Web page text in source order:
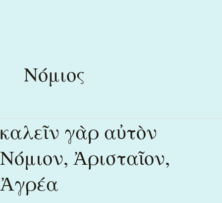
Νόμιος
καλεῖν γὰρ αὐτὸν
Νόμιον, Ἀρισταῖον,
Ἀγρέα
γὰρ
αὐτὸν
Νόμιον,
Ἀρισταῖον,
Ἀγρέα